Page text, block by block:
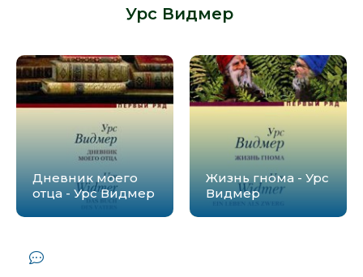
Урс Видмер
Дневник моего
отца - Урс Видмер
Жизнь гнома - Урс
Видмер